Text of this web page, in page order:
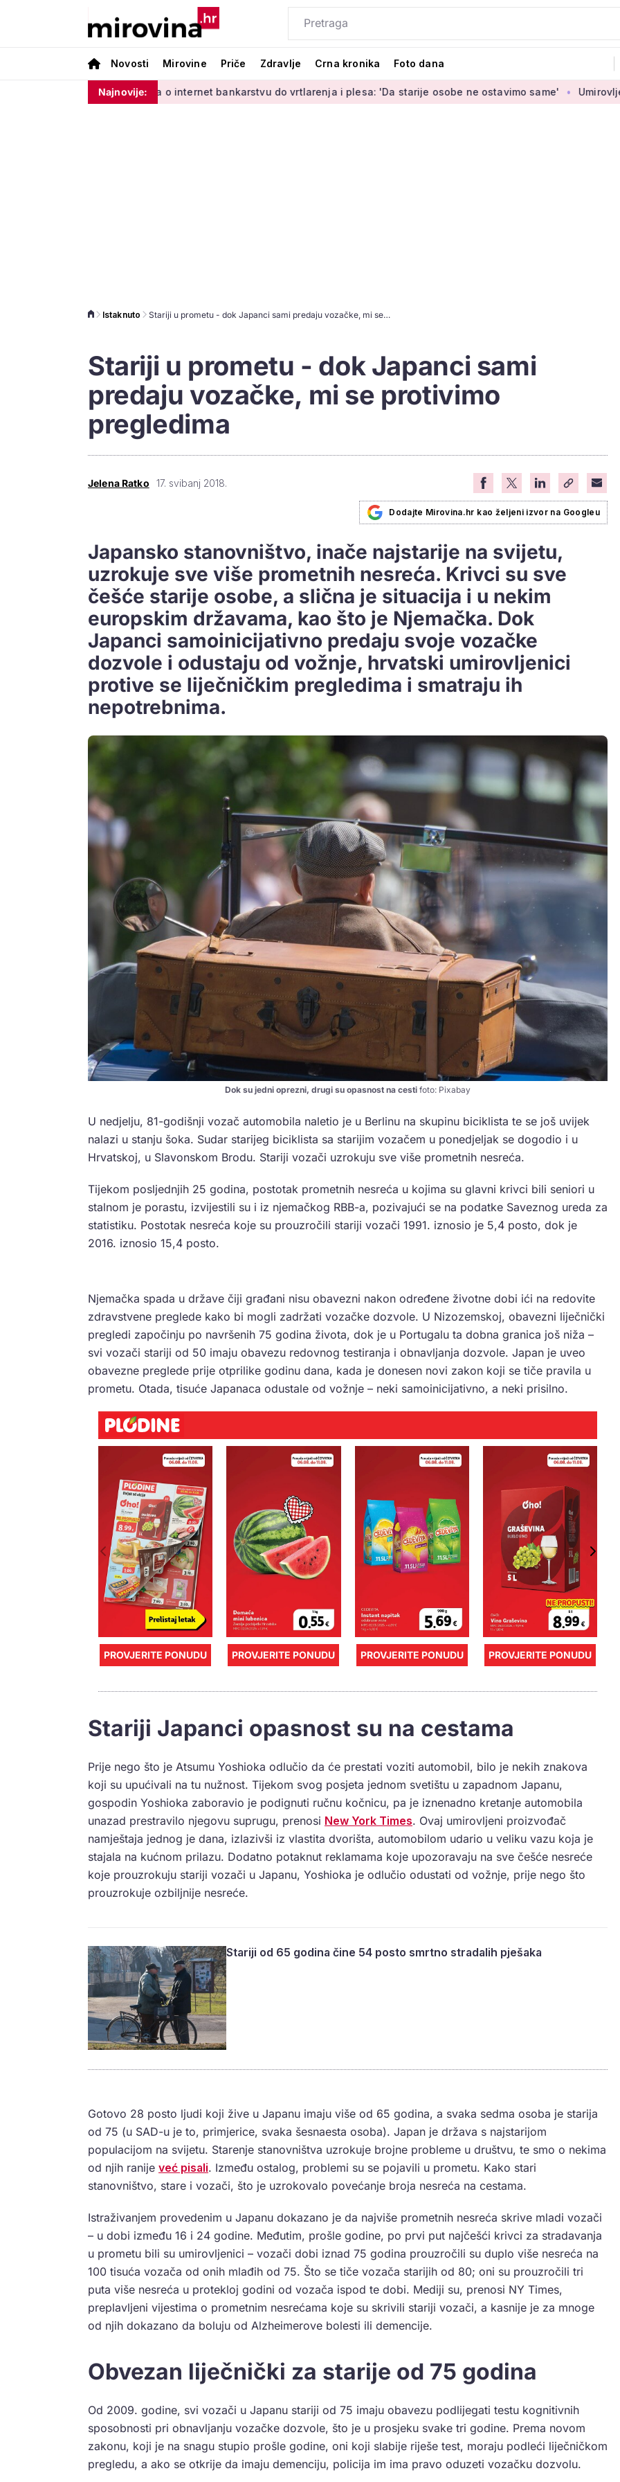
Novosti Mirovine Priče Zdravlje Crna kronika Foto dana
Najnovije:
Od učenja o internet bankarstvu do vrtlarenja i plesa: 'Da starije osobe ne ostavimo same' Umirovljenica
Istaknuto Stariji u prometu - dok Japanci sami predaju vozačke, mi se protivimo pregledima
Stariji u prometu - dok Japanci sami
predaju vozačke, mi se protivimo
pregledima
Jelena Ratko 17. svibanj 2018.
Dodajte Mirovina.hr kao željeni izvor na Googleu
Japansko stanovništvo, inače najstarije na svijetu,
uzrokuje sve više prometnih nesreća. Krivci su sve
češće starije osobe, a slična je situacija i u nekim
europskim državama, kao što je Njemačka. Dok
Japanci samoinicijativno predaju svoje vozačke
dozvole i odustaju od vožnje, hrvatski umirovljenici
protive se liječničkim pregledima i smatraju ih
nepotrebnima.
Dok su jedni oprezni, drugi su opasnost na cesti foto: Pixabay
U nedjelju, 81-godišnji vozač automobila naletio je u Berlinu na skupinu biciklista te se još uvijek
nalazi u stanju šoka. Sudar starijeg biciklista sa starijim vozačem u ponedjeljak se dogodio i u
Hrvatskoj, u Slavonskom Brodu. Stariji vozači uzrokuju sve više prometnih nesreća.
Tijekom posljednjih 25 godina, postotak prometnih nesreća u kojima su glavni krivci bili seniori u
stalnom je porastu, izvijestili su i iz njemačkog RBB-a, pozivajući se na podatke Saveznog ureda za
statistiku. Postotak nesreća koje su prouzročili stariji vozači 1991. iznosio je 5,4 posto, dok je
2016. iznosio 15,4 posto.
Njemačka spada u države čiji građani nisu obavezni nakon određene životne dobi ići na redovite
zdravstvene preglede kako bi mogli zadržati vozačke dozvole. U Nizozemskoj, obavezni liječnički
pregledi započinju po navršenih 75 godina života, dok je u Portugalu ta dobna granica još niža –
svi vozači stariji od 50 imaju obavezu redovnog testiranja i obnavljanja dozvole. Japan je uveo
obavezne preglede prije otprilike godinu dana, kada je donesen novi zakon koji se tiče pravila u
prometu. Otada, tisuće Japanaca odustale od vožnje – neki samoinicijativno, a neki prisilno.
PROVJERITE PONUDU PROVJERITE PONUDU PROVJERITE PONUDU PROVJERITE PONUDU
Stariji Japanci opasnost su na cestama
Prije nego što je Atsumu Yoshioka odlučio da će prestati voziti automobil, bilo je nekih znakova
koji su upućivali na tu nužnost. Tijekom svog posjeta jednom svetištu u zapadnom Japanu,
gospodin Yoshioka zaboravio je podignuti ručnu kočnicu, pa je iznenadno kretanje automobila
unazad prestravilo njegovu suprugu, prenosi New York Times. Ovaj umirovljeni proizvođač
namještaja jednog je dana, izlazivši iz vlastita dvorišta, automobilom udario u veliku vazu koja je
stajala na kućnom prilazu. Dodatno potaknut reklamama koje upozoravaju na sve češće nesreće
koje prouzrokuju stariji vozači u Japanu, Yoshioka je odlučio odustati od vožnje, prije nego što
prouzrokuje ozbiljnije nesreće.
Stariji od 65 godina čine 54 posto smrtno stradalih pješaka
Gotovo 28 posto ljudi koji žive u Japanu imaju više od 65 godina, a svaka sedma osoba je starija
od 75 (u SAD-u je to, primjerice, svaka šesnaesta osoba). Japan je država s najstarijom
populacijom na svijetu. Starenje stanovništva uzrokuje brojne probleme u društvu, te smo o nekima
od njih ranije već pisali. Između ostalog, problemi su se pojavili u prometu. Kako stari
stanovništvo, stare i vozači, što je uzrokovalo povećanje broja nesreća na cestama.
Istraživanjem provedenim u Japanu dokazano je da najviše prometnih nesreća skrive mladi vozači
– u dobi između 16 i 24 godine. Međutim, prošle godine, po prvi put najčešći krivci za stradavanja
u prometu bili su umirovljenici – vozači dobi iznad 75 godina prouzročili su duplo više nesreća na
100 tisuća vozača od onih mlađih od 75. Što se tiče vozača starijih od 80; oni su prouzročili tri
puta više nesreća u protekloj godini od vozača ispod te dobi. Mediji su, prenosi NY Times,
preplavljeni vijestima o prometnim nesrećama koje su skrivili stariji vozači, a kasnije je za mnoge
od njih dokazano da boluju od Alzheimerove bolesti ili demencije.
Obvezan liječnički za starije od 75 godina
Od 2009. godine, svi vozači u Japanu stariji od 75 imaju obavezu podlijegati testu kognitivnih
sposobnosti pri obnavljanju vozačke dozvole, što je u prosjeku svake tri godine. Prema novom
zakonu, koji je na snagu stupio prošle godine, oni koji slabije riješe test, moraju podleći liječničkom
pregledu, a ako se otkrije da imaju demenciju, policija im ima pravo oduzeti vozačku dozvolu.